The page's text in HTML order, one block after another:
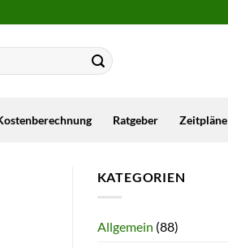
Ratgeber Zeitpläne
KATEGORIEN
Allgemein (88)